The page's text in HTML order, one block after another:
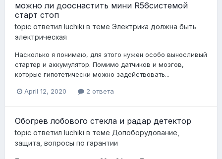
можно ли дооснастить мини R56системой
старт стоп
topic ответил luchiki в теме Электрика должна быть
электрическая
Насколько я понимаю, для этого нужен особо выносливый
стартер и аккумулятор. Помимо датчиков и мозгов,
которые гипотетически можно задействовать...
April 12, 2020 2 ответа
Обогрев лобового стекла и радар детектор
topic ответил luchiki в теме Допоборудование,
защита, вопросы по гарантии